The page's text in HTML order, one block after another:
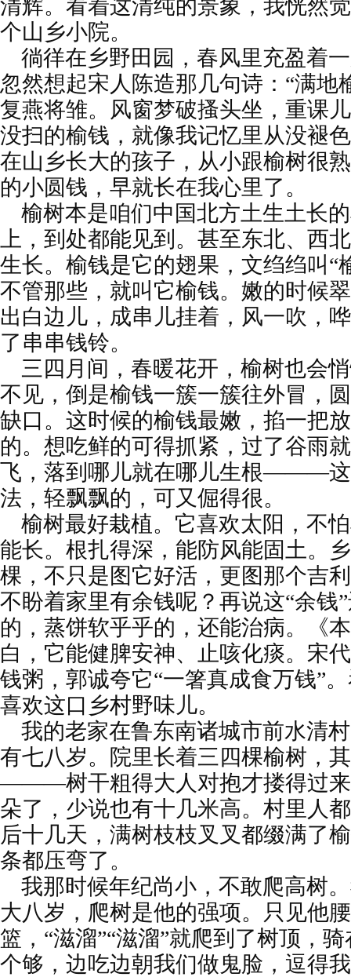
清辉。看着这清纯的景象，我恍然
个山乡小院。
徜徉在乡野田园，春风里充盈着
忽然想起宋人陈造那几句诗：“满地
复燕将雏。风窗梦破搔头坐，重课
没扫的榆钱，就像我记忆里从没
在山乡长大的孩子，从小跟榆树很
的小圆钱，早就长在我心里了。
榆树本是咱们中国北方土生土长
上，到处都能见到。甚至东北、西
生长。榆钱是它的翅果，文绉绉叫“
不管那些，就叫它榆钱。嫩的时候
出白边儿，成串儿挂着，风一吹，
了串串钱铃。
三四月间，春暖花开，榆树也会
不见，倒是榆钱一簇一簇往外冒，
缺口。这时候的榆钱最嫩，掐一把
的。想吃鲜的可得抓紧，过了谷雨
飞，落到哪儿就在哪儿生根———这
法，轻飘飘的，可又倔得很。
榆树最好栽植。它喜欢太阳，不
能长。根扎得深，能防风能固土。
棵，不只是图它好活，更图那个
不盼着家里有余钱呢？再说这“余钱
的，蒸饼软乎乎的，还能治病。《
白，它能健脾安神、止咳化痰。宋
钱粥，郭诚夸它“一箸真成食万钱”
喜欢这口乡村野味儿。
我的老家在鲁东南诸城市前水清
有七八岁。院里长着三四棵榆树，
———树干粗得大人对抱才搂得过来
朵了，少说也有十几米高。村里人
后十几天，满树枝枝叉叉都缀满了
条都压弯了。
我那时候年纪尚小，不敢爬高树
大八岁，爬树是他的强项。只见他
篮，“滋溜”“滋溜”就爬到了树顶，
个够，边吃边朝我们做鬼脸，逗得